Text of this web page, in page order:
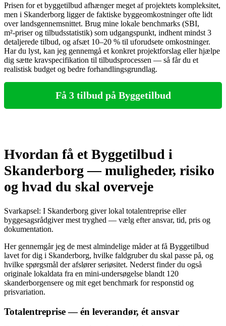
Prisen for et byggetilbud afhænger meget af projektets kompleksitet,
men i Skanderborg ligger de faktiske byggeomkostninger ofte lidt
over landsgennemsnittet. Brug mine lokale benchmarks (SBI,
m²‑priser og tilbudsstatistik) som udgangspunkt, indhent mindst 3
detaljerede tilbud, og afsæt 10–20 % til uforudsete omkostninger.
Har du lyst, kan jeg gennemgå et konkret projektforslag eller hjælpe
dig sætte kravspecifikation til tilbudsprocessen — så får du et
realistisk budget og bedre forhandlingsgrundlag.
Få 3 tilbud på Byggetilbud
Hvordan få et Byggetilbud i
Skanderborg — muligheder, risiko
og hvad du skal overveje
Svarkapsel: I Skanderborg giver lokal totalentreprise eller
byggesagsrådgiver mest tryghed — vælg efter ansvar, tid, pris og
dokumentation.
Her gennemgår jeg de mest almindelige måder at få Byggetilbud
lavet for dig i Skanderborg, hvilke faldgruber du skal passe på, og
hvilke spørgsmål der afslører seriøsitet. Nederst finder du også
originale lokaldata fra en mini‑undersøgelse blandt 120
skanderborgensere og mit eget benchmark for responstid og
prisvariation.
Totalentreprise — én leverandør, ét ansvar